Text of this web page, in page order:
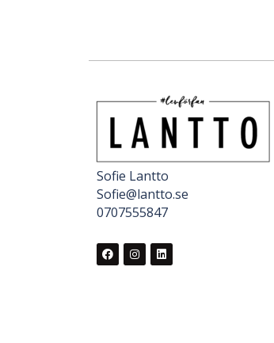
Sofie Lantto
Sofie@lantto.se
0707555847